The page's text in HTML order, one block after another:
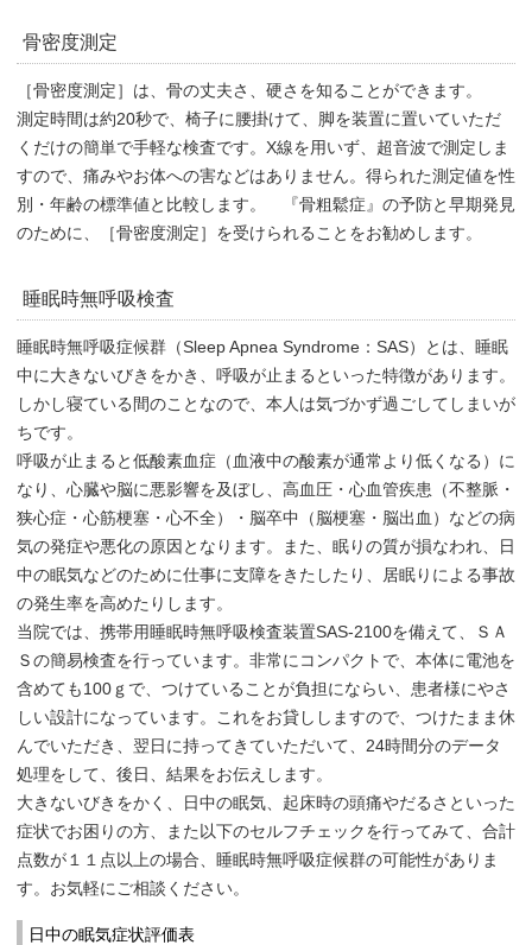
骨密度測定
［骨密度測定］は、骨の丈夫さ、硬さを知ることができます。
測定時間は約20秒で、椅子に腰掛けて、脚を装置に置いていただ
くだけの簡単で手軽な検査です。X線を用いず、超音波で測定しま
すので、痛みやお体への害などはありません。得られた測定値を性
別・年齢の標準値と比較します。 『骨粗鬆症』の予防と早期発見
のために、［骨密度測定］を受けられることをお勧めします。
睡眠時無呼吸検査
睡眠時無呼吸症候群（Sleep Apnea Syndrome：SAS）とは、睡眠
中に大きないびきをかき、呼吸が止まるといった特徴があります。
しかし寝ている間のことなので、本人は気づかず過ごしてしまいが
ちです。
呼吸が止まると低酸素血症（血液中の酸素が通常より低くなる）に
なり、心臓や脳に悪影響を及ぼし、高血圧・心血管疾患（不整脈・
狭心症・心筋梗塞・心不全）・脳卒中（脳梗塞・脳出血）などの病
気の発症や悪化の原因となります。また、眠りの質が損なわれ、日
中の眠気などのために仕事に支障をきたしたり、居眠りによる事故
の発生率を高めたりします。
当院では、携帯用睡眠時無呼吸検査装置SAS-2100を備えて、ＳＡ
Ｓの簡易検査を行っています。非常にコンパクトで、本体に電池を
含めても100ｇで、つけていることが負担にならい、患者様にやさ
しい設計になっています。これをお貸ししますので、つけたまま休
んでいただき、翌日に持ってきていただいて、24時間分のデータ
処理をして、後日、結果をお伝えします。
大きないびきをかく、日中の眠気、起床時の頭痛やだるさといった
症状でお困りの方、また以下のセルフチェックを行ってみて、合計
点数が１１点以上の場合、睡眠時無呼吸症候群の可能性がありま
す。お気軽にご相談ください。
日中の眠気症状評価表